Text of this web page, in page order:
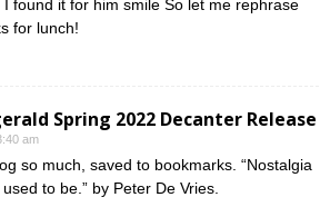
I found it for him smile So let me rephrase
for lunch!
Spring 2022 Decanter Release
am
so much, saved to bookmarks. “Nostalgia
used to be.” by Peter De Vries.